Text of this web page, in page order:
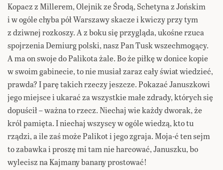
Kopacz z Millerem, Olejnik ze Środą, Schetyna z Jońskim
i w ogóle chyba pół Warszawy skacze i kwiczy przy tym
z dziwnej rozkoszy. A z boku się przygląda, ukośne rzuca
spojrzenia Demiurg polski, nasz Pan Tusk wszechmogący.
A ma on swoje do Palikota żale. Bo że piłkę w donice kopie
w swoim gabinecie, to nie musiał zaraz cały świat wiedzieć,
prawda? I parę takich rzeczy jeszcze. Pokazać Januszkowi
jego miejsce i ukarać za wszystkie małe zdrady, których się
dopuścił – ważna to rzecz. Niechaj wie każdy dworak, że
król pamięta. I niechaj wszyscy w ogóle wiedzą, kto tu
rządzi, a ile zaś może Palikot i jego zgraja. Moja-ć ten sejm
to zabawka i proszę mi tam nie harcować, Januszku, bo
wylecisz na Kajmany banany prostować!